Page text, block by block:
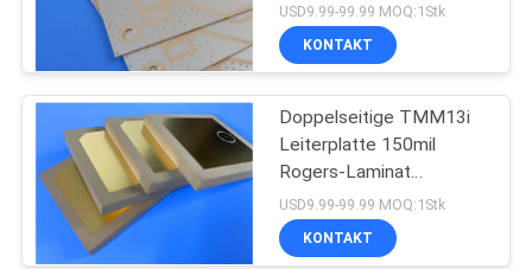
USD9.99-99.99 MOQ:1Stk
KONTAKT
Doppelseitige TMM13i
Leiterplatte 150mil
Rogers-Laminat
Hochfrequenzschaltungen
USD9.99-99.99 MOQ:1Stk
KONTAKT